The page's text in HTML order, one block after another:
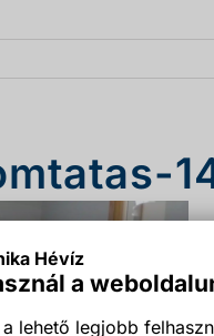
Hévíz
a
lehető legjobb